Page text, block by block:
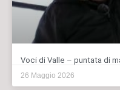
Voci di Valle – puntata di
26 Maggio 2026